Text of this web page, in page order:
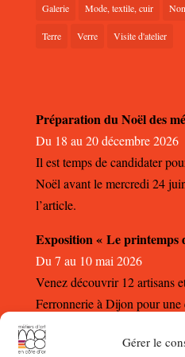
Gérer le
Galerie Mode, textile, cuir
Terre Verre Visite d'atelier
Préparation du Noël des
Du 18 au 20 décembre 2026
Il est temps de candidater
Noël avant le mercredi 24
l’article.
Exposition « Le printemps
Du 7 au 10 mai 2026
Venez découvrir 12 artisans
Ferronnerie à Dijon pour
autour des métiers d’Art.